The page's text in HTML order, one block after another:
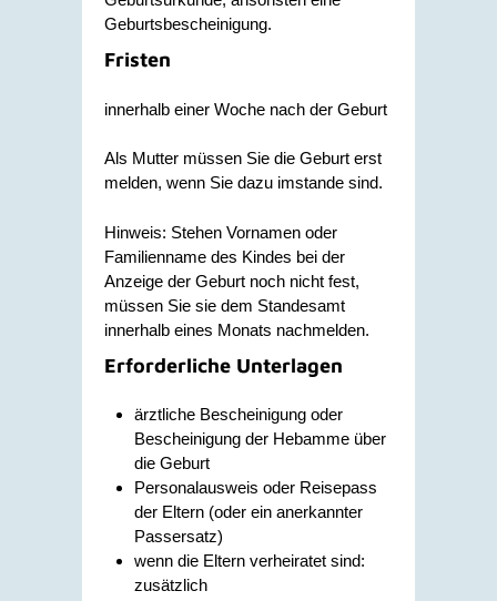
Geburtsbescheinigung.
Fristen
innerhalb einer Woche nach der Geburt
Als Mutter müssen Sie die Geburt erst
melden, wenn Sie dazu imstande sind.
Hinweis: Stehen Vornamen oder
Familienname des Kindes bei der
Anzeige der Geburt noch nicht fest,
müssen Sie sie dem Standesamt
innerhalb eines Monats nachmelden.
Erforderliche Unterlagen
ärztliche Bescheinigung oder
Bescheinigung der Hebamme über
die Geburt
Personalausweis oder Reisepass
der Eltern (oder ein anerkannter
Passersatz)
wenn die Eltern verheiratet sind:
zusätzlich